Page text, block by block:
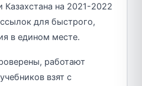
Казахстана на 2021-2022
для быстрого,
в едином месте.
работают
взят с